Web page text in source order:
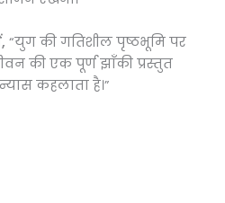
“युग की गतिशील पृष्ठभूमि पर
की एक पूर्ण झाँकी प्रस्तुत
कहलाता है।”